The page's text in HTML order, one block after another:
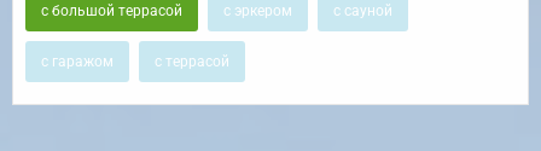
с большой террасой с эркером с сауной
с гаражом с террасой